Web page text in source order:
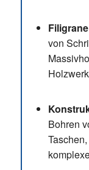
von
Bohren